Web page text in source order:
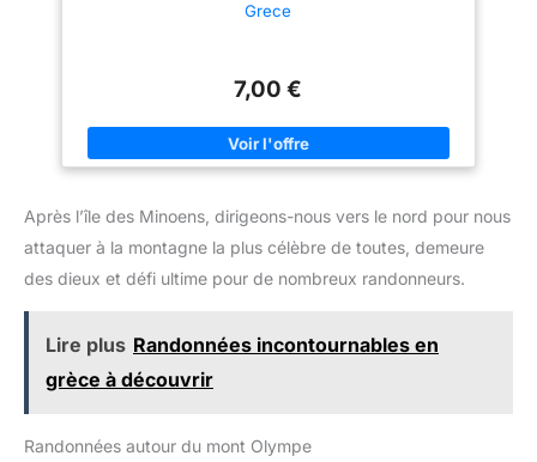
Grece
7,00 €
Après l’île des Minoens, dirigeons-nous vers le nord pour nous
attaquer à la montagne la plus célèbre de toutes, demeure
des dieux et défi ultime pour de nombreux randonneurs.
Lire plus Randonnées incontournables en
grèce à découvrir
Randonnées autour du mont Olympe